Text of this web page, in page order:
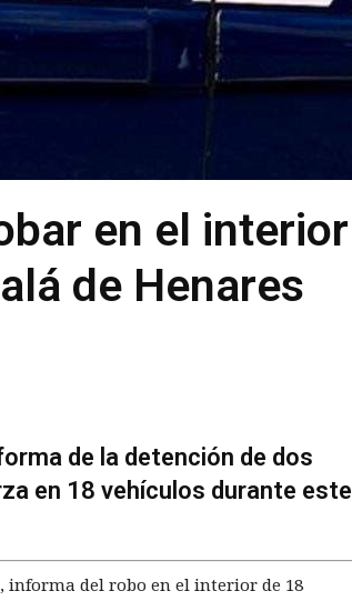
en el interior
de Henares
de la detención de dos
en 18 vehículos durante este
informa del robo en el interior de 18